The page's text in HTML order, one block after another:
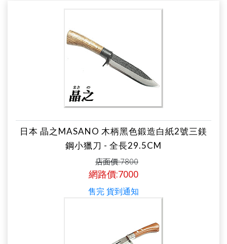
日本 晶之MASANO 木柄黑色鍛造白紙2號三鎂
鋼小獵刀 - 全長29.5CM
店面價:7800
網路價:7000
售完 貨到通知